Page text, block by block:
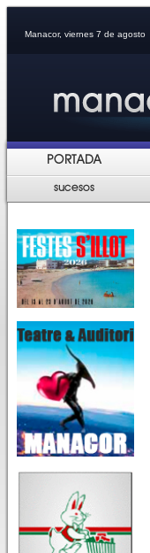
Manacor, viernes 7 de agosto